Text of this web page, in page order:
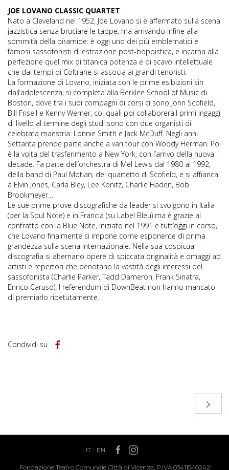
JOE LOVANO CLASSIC QUARTET
Nato a Cleveland nel 1952, Joe Lovano si è affermato sulla scena
jazzistica senza bruciare le tappe, ma arrivando infine alla
sommità della piramide: è oggi uno dei più emblematici e
famosi sassofonisti di estrazione post-boppistica, e incarna alla
perfezione quel mix di titanica potenza e di scavo intellettuale
che dai tempi di Coltrane si associa ai grandi tenoristi.
La formazione di Lovano, iniziata con le prime esibizioni sin
dall’adolescenza, si completa alla Berklee School of Music di
Boston, dove tra i suoi compagni di corsi ci sono John Scofield,
Bill Frisell e Kenny Werner, coi quali poi collaborerà.I primi ingaggi
di livello al termine degli studi sono con due organisti di
celebrata maestria: Lonnie Smith e Jack McDuff. Negli anni
Settanta prende parte anche a vari tour con Woody Herman. Poi
è la volta del trasferimento a New York, con l’arrivo della nuova
decade. Fa parte dell’orchestra di Mel Lewis dal 1980 al 1992,
della band di Paul Motian, del quartetto di Scofield, e si affianca
a Elvin Jones, Carla Bley, Lee Konitz, Charlie Haden, Bob
Brookmeyer…
Le sue prime prove discografiche da leader si svolgono in Italia
(per la Soul Note) e in Francia (su Label Bleu) ma è grazie al
contratto con la Blue Note, iniziato nel 1991 e tutt’oggi in corso,
che Lovano finalmente si impone come esponente di prima
grandezza sulla scena internazionale. Nella sua cospicua
discografia si alternano opere di spiccata originalità e omaggi ad
artisti e repertori che denotano la vastità degli interessi del
sassofonista (Charlie Parker, Tadd Dameron, Frank Sinatra,
Enrico Caruso). I referendum di DownBeat non hanno mancato
di premiarlo ripetutamente.
Condividi su
IT- EN
Fondazione Teatro Comunale Città di Vicenza, P.IVA 03411540242